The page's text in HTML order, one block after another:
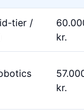
tier /
kr.
kr.